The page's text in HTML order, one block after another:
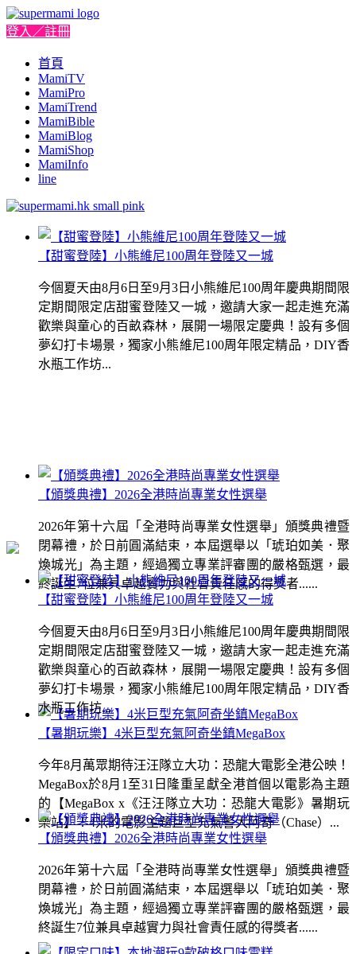
登入／註冊
首頁
MamiTV
MamiPro
MamiTrend
MamiBible
MamiBlog
MamiShop
MamiInfo
line
【甜蜜登陸】小熊維尼100周年登陸又一城
今個夏天由8月6日至9月3日小熊維尼100周年慶典期間限
定期間限定店甜蜜登陸又一城，邀請大家一起走進充滿
歡樂與童心的百畝森林，展開一場限定慶典！設有多個
夢幻打卡場景，獨家小熊維尼100周年限定精品，DIY香
水瓶工作坊...
【頒獎典禮】2026全港時尚專業女性選舉
2026年第十六屆「全港時尚專業女性選舉」頒獎典禮暨
閉幕禮，於日前圓滿結束，本屆選舉以「琥珀如美．聚
煥城光」為主題，經過獨立專業評審團的嚴格甄選，最
終誕生7位兼具卓越實力與社會責任感的得獎者......
【暑期玩樂】4米巨型充氣阿奇坐鎮MegaBox
今年8月萬眾期待汪汪隊立大功：恐龍大電影全港公映！
MegaBox於8月1至31日隆重呈獻全港首個以電影為主題
的【MegaBox x《汪汪隊立大功：恐龍大電影》暑期玩
樂站】！4米的電影主題巨型充氣警犬阿奇（Chase）...
【甜蜜登陸】小熊維尼100周年登陸又一城
今個夏天由8月6日至9月3日小熊維尼100周年慶典期間限
定期間限定店甜蜜登陸又一城，邀請大家一起走進充滿
歡樂與童心的百畝森林，展開一場限定慶典！設有多個
夢幻打卡場景，獨家小熊維尼100周年限定精品，DIY香
水瓶工作坊...
【頒獎典禮】2026全港時尚專業女性選舉
2026年第十六屆「全港時尚專業女性選舉」頒獎典禮暨
閉幕禮，於日前圓滿結束，本屆選舉以「琥珀如美．聚
煥城光」為主題，經過獨立專業評審團的嚴格甄選，最
終誕生7位兼具卓越實力與社會責任感的得獎者......